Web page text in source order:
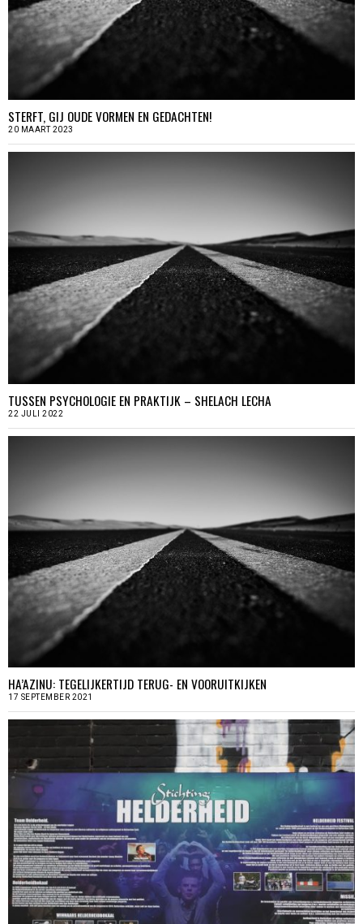
STERFT, GIJ OUDE VORMEN EN GEDACHTEN!
20 MAART 2023
TUSSEN PSYCHOLOGIE EN PRAKTIJK – SHELACH LECHA
22 JULI 2022
HA’AZINU: TEGELIJKERTIJD TERUG- EN VOORUITKIJKEN
17 SEPTEMBER 2021